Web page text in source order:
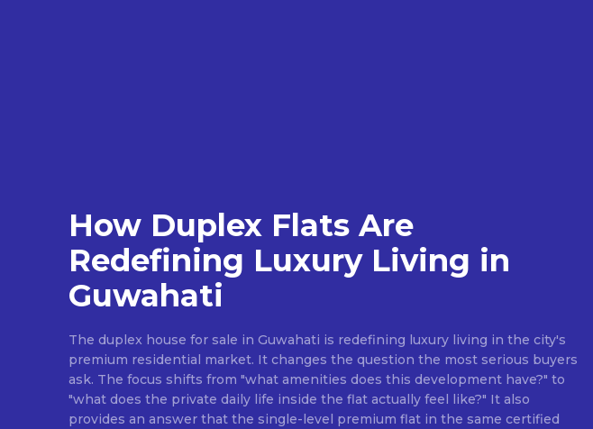
How Duplex Flats Are
Redefining Luxury Living in
Guwahati
The duplex house for sale in Guwahati is redefining luxury living in the city's
premium residential market. It changes the question the most serious buyers
ask. The focus shifts from "what amenities does this development have?" to
"what does the private daily life inside the flat actually feel like?" It also
provides an answer that the single-level premium flat in the same certified